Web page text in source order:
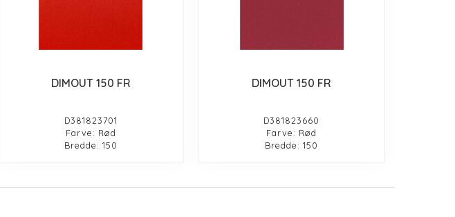
DIMOUT 150 FR
D381823701
Farve: Rød
Bredde: 150
DIMOUT 150 FR
D381823660
Farve: Rød
Bredde: 150